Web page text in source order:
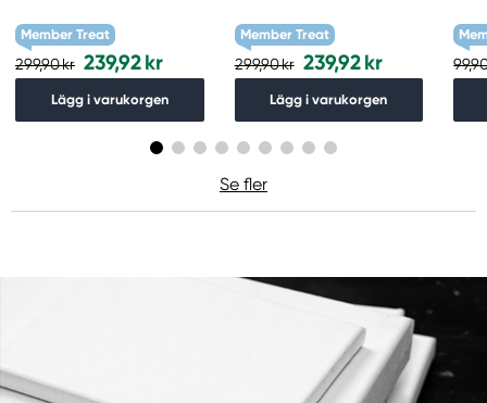
Member Treat
299,90 kr 239,92 kr
Lägg i varukorgen
Member Treat
299,90 kr 239,92 kr
Lägg i varukorgen
Se fler